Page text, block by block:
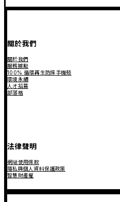
關於我們
關於我們
服務據點
100% 循環再生防摔手機殼
環境永續
人才招募
部落格
法律聲明
網站使用條款
隱私與個人資料保護政策
智慧財產權